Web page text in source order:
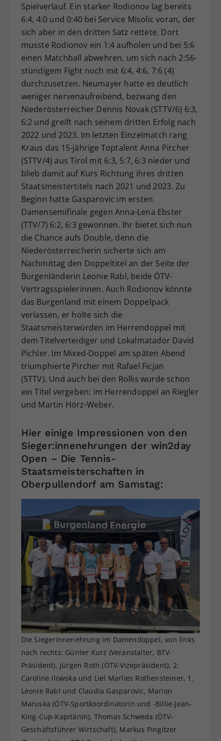
Spielverlauf. Ein starker Rodionov lag bereits
6:4, 4:0 und 0:40 bei Service Misolic voran, der
sich aber in den dritten Satz rettete. Dort
musste Rodionov ein 1:4 aufholen und bei 5:6
einen Matchball abwehren, um sich nach 2:56-
stündigem Fight noch mit 6:4, 4:6, 7:6 (4)
durchzusetzen. Neumayer hatte es deutlich
weniger nervenaufreibend, bezwang den
Niederösterreicher Dennis Novak (STTV/6) 6:3,
6:2 und greift nach seinem dritten Erfolg nach
2022 und 2023. Im letzten Einzelmatch rang
Kraus das 15-jährige Toptalent Anna Pircher
(STTV/4) aus Tirol mit 6:3, 5:7, 6:3 nieder und
blieb damit auf Kurs Richtung ihres dritten
Staatsmeistertitels nach 2021 und 2023. Zu
Beginn hatte Gasparovic im ersten
Damensemifinale gegen Anna-Lena Ebster
(TTV/7) 6:2, 6:3 gewonnen. Ihr bietet sich nun
die Chance aufs Double, denn die
Niederösterreicherin sicherte sich am
Nachmittag den Doppeltitel an der Seite der
Burgenländerin Leonie Rabl, beide ÖTV-
Vertragsspielerinnen. Auch Rodionov könnte
das Burgenland mit einem Doppelpack
verlassen, er holte sich die
Staatsmeisterwürden im Herrendoppel mit
dem Titelverteidiger und Lokalmatador David
Pichler. Im Mixed-Doppel am späten Abend
triumphierte Pircher mit Rafael Ficjan
(STTV). Und auch bei den Rollis wurde schon
ein Titel vergeben: im Herrendoppel an Riegler
und Martin Hörz-Weber.
Hier einige Impressionen von den
Sieger:innenehrungen der win2day
Open – Die Tennis-
Staatsmeisterschaften in
Oberpullendorf am Samstag:
Die Siegerinnenehrung im Damendoppel, von links
nach rechts: Günter Kurz (Veranstalter, BTV-
Präsident), Jürgen Roth (ÖTV-Vizepräsident), 2.
Caroline Ilowska und Liel Marlies Rothensteiner, 1.
Leonie Rabl und Claudia Gasparovic, Marion
Maruska (ÖTV-Sportkoordinatorin und -Billie-Jean-
King-Cup-Kapitänin), Thomas Schweda (ÖTV-
Geschäftsführer Wirtschaft), Markus Pingitzer